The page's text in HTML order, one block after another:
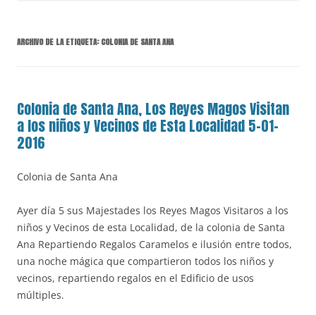
ARCHIVO DE LA ETIQUETA:COLONIA DE SANTA ANA
Colonia de Santa Ana, Los Reyes Magos Visitan
a los niños y Vecinos de Esta Localidad 5-01-
2016
Colonia de Santa Ana
Ayer día 5 sus Majestades los Reyes Magos Visitaros a los
niños y Vecinos de esta Localidad, de la colonia de Santa
Ana Repartiendo Regalos Caramelos e ilusión entre todos,
una noche mágica que compartieron todos los niños y
vecinos, repartiendo regalos en el Edificio de usos
múltiples.